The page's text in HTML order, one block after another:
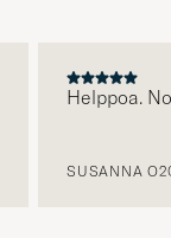
Helppoa.
SUSANNA O